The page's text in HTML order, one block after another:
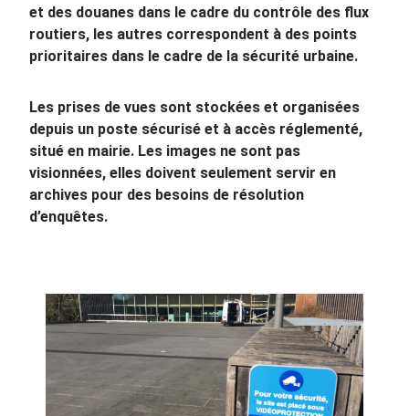
et des douanes dans le cadre du contrôle des flux
routiers, les autres correspondent à des points
prioritaires dans le cadre de la sécurité urbaine.
Les prises de vues sont stockées et organisées
depuis un poste sécurisé et à accès réglementé,
situé en mairie. Les images ne sont pas
visionnées, elles doivent seulement servir en
archives pour des besoins de résolution
d’enquêtes.